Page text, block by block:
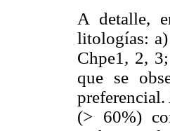
A detalle,
litologías:
Chpe1, 2,
que se
preferencial.
(> 60%)